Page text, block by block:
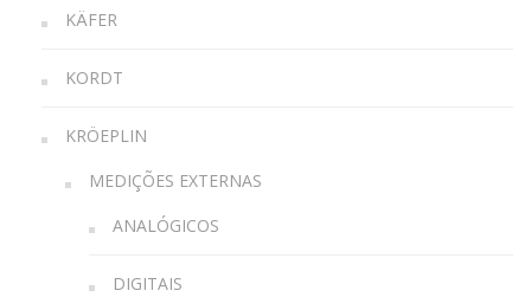
KÄFER
KORDT
KRÖEPLIN
MEDIÇÕES EXTERNAS
ANALÓGICOS
DIGITAIS